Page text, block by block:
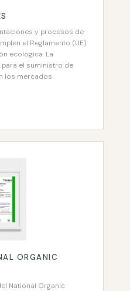
y procesos de
el Reglamento (UE)
ecológica. La
el suministro de
los mercados
ORGANIC
National Organic